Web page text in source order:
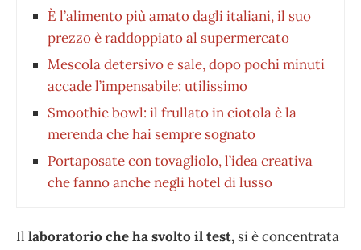
È l’alimento più amato dagli italiani, il suo
prezzo è raddoppiato al supermercato
Mescola detersivo e sale, dopo pochi minuti
accade l’impensabile: utilissimo
Smoothie bowl: il frullato in ciotola è la
merenda che hai sempre sognato
Portaposate con tovagliolo, l’idea creativa
che fanno anche negli hotel di lusso
Il laboratorio che ha svolto il test, si è concentrata